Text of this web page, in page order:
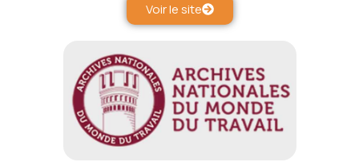
Voir le site